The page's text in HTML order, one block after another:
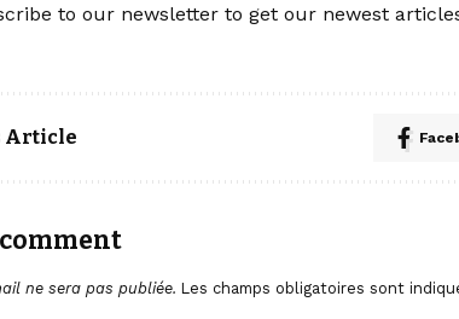
to our newsletter to get our newest
Article
comment
ne sera pas publiée. Les champs obligatoires sont